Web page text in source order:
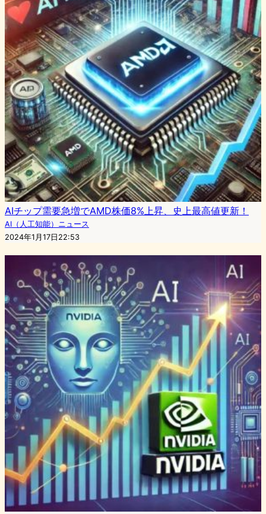
AIチップ需要急増でAMD株価8%上昇、史上最高値更新！
AI（人工知能）ニュース
2024年1月17日22:53